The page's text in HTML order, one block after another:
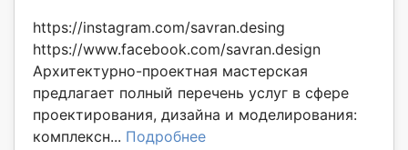
https://instagram.com/savran.desing
https://www.facebook.com/savran.design
Архитектурно-проектная мастерская
предлагает полный перечень услуг в сфере
проектирования, дизайна и моделирования:
комплексн... Подробнее